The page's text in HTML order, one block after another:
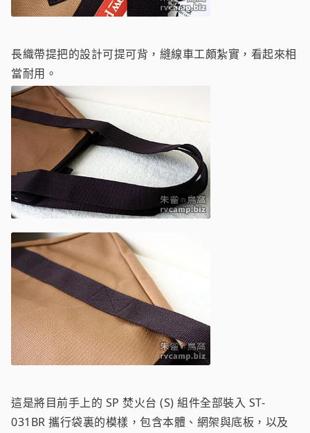
長織帶提把的設計可提可背，縫線車工頗紮實，看起來相
當耐用。
這是將目前手上的 SP 焚火台 (S) 組件全部裝入 ST-
031BR 攜行袋裏的模樣，包含本體、網架與底板，以及